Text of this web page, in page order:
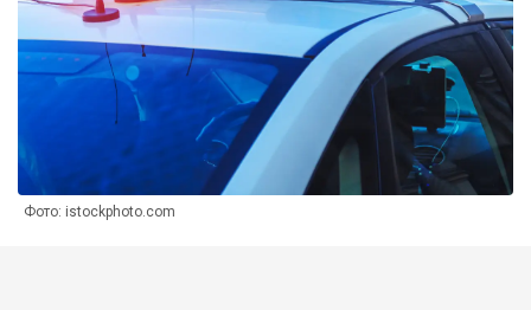
Фото: istockphoto.com